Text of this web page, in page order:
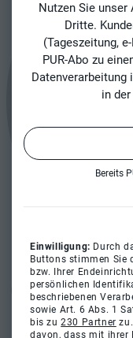
Nutzen Sie unser
Dritte.
(Tageszeitung,
PUR-Abo zu
Datenverarbeitung
in der
Bereits
Einwilligung: Durch
Buttons stimmen Sie
bzw. Ihrer
persönlichen
beschriebenen
sowie Art. 6 Abs. 1
bis zu230 Partner
davon, dass mit ihrer